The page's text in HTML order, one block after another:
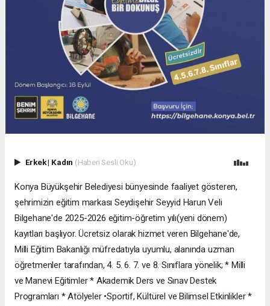
Erkek| Kadın (Haberi Sesli Oku)
Konya Büyükşehir Belediyesi bünyesinde faaliyet gösteren,
şehrimizin eğitim markası Seydişehir Seyyid Harun Veli
Bilgehane'de 2025-2026 eğitim-öğretim yılı(yeni dönem)
kayıtları başlıyor. Ücretsiz olarak hizmet veren Bilgehane'de,
Milli Eğitim Bakanlığı müfredatıyla uyumlu, alanında uzman
öğretmenler tarafından, 4. 5. 6. 7. ve 8. Sınıflara yönelik; * Milli
ve Manevi Eğitimler * Akademik Ders ve Sınav Destek
Programları * Atölyeler •Sportif, Kültürel ve Bilimsel Etkinlikler *